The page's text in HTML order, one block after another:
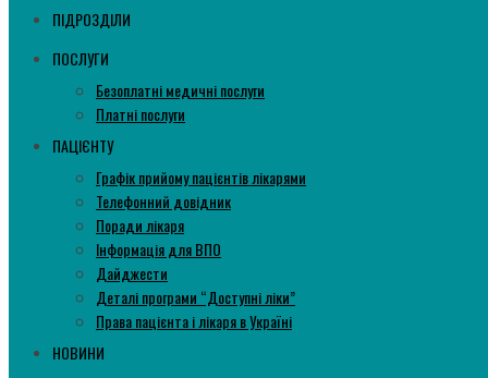
ПІДРОЗДІЛИ
ПОСЛУГИ
Безоплатні медичні послуги
Платні послуги
ПАЦІЄНТУ
Графік прийому пацієнтів лікарями
Телефонний довідник
Поради лікаря
Інформація для ВПО
Дайджести
Деталі програми “Доступні ліки”
Права пацієнта і лікаря в Україні
НОВИНИ